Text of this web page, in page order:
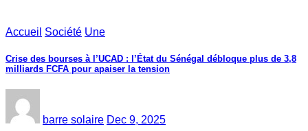
Accueil Société Une
Crise des bourses à l’UCAD : l’État du Sénégal débloque plus de 3,8
milliards FCFA pour apaiser la tension
barre solaire Dec 9, 2025